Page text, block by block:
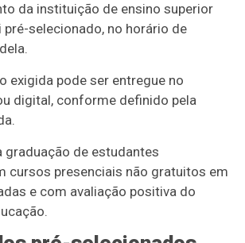
da instituição de ensino superior
selecionado, no horário de
exigida pode ser entregue no
digital, conforme definido pela
graduação de estudantes
cursos presenciais não gratuitos em
e com avaliação positiva do